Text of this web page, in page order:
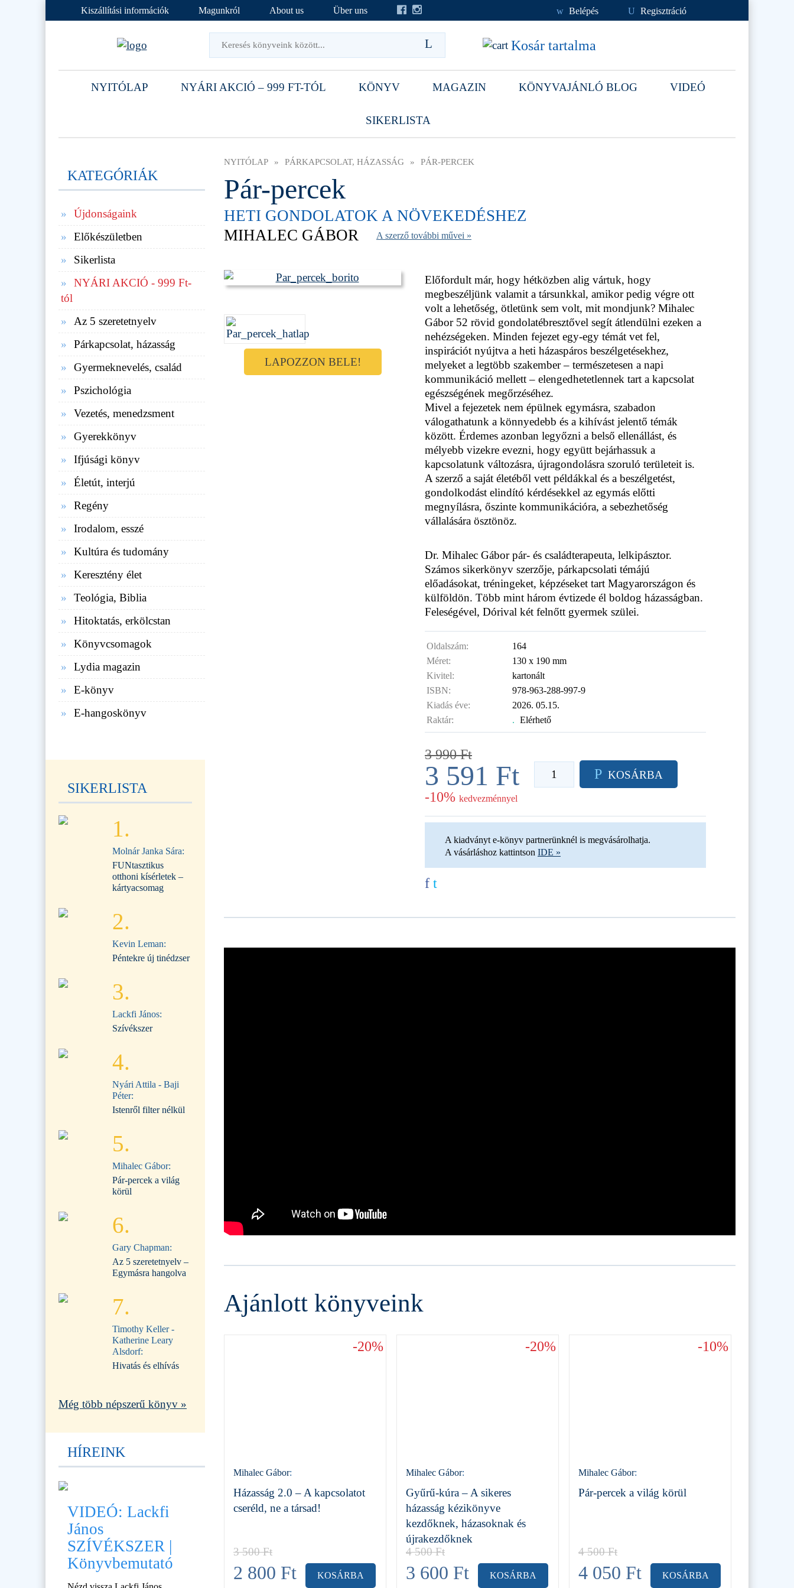
Kiszállítási információk Magunkról About us Über uns w Belépés U Regisztráció
Kosár tartalma
NYITÓLAP NYÁRI AKCIÓ – 999 FT-TÓL KÖNYV MAGAZIN KÖNYVAJÁNLÓ BLOG VIDEÓ
SIKERLISTA
NYITÓLAP » PÁRKAPCSOLAT, HÁZASSÁG » PÁR-PERCEK
Pár-percek
HETI GONDOLATOK A NÖVEKEDÉSHEZ
MIHALEC GÁBOR
A szerző további művei »
LAPOZZON BELE!
Előfordult már, hogy hétközben alig vártuk, hogy
megbeszéljünk valamit a társunkkal, amikor pedig végre ott
volt a lehetőség, ötletünk sem volt, mit mondjunk? Mihalec
Gábor 52 rövid gondolatébresztővel segít átlendülni ezeken a
nehézségeken. Minden fejezet egy-egy témát vet fel,
inspirációt nyújtva a heti házaspáros beszélgetésekhez,
melyeket a legtöbb szakember – természetesen a napi
kommunikáció mellett – elengedhetetlennek tart a kapcsolat
egészségének megőrzéséhez.
Mivel a fejezetek nem épülnek egymásra, szabadon
válogathatunk a könnyedebb és a kihívást jelentő témák
között. Érdemes azonban legyőzni a belső ellenállást, és
mélyebb vizekre evezni, hogy együtt bejárhassuk a
kapcsolatunk változásra, újragondolásra szoruló területeit is.
A szerző a saját életéből vett példákkal és a beszélgetést,
gondolkodást elindító kérdésekkel az egymás előtti
megnyílásra, őszinte kommunikációra, a sebezhetőség
vállalására ösztönöz.
Dr. Mihalec Gábor pár- és családterapeuta, lelkipásztor.
Számos sikerkönyv szerzője, párkapcsolati témájú
előadásokat, tréningeket, képzéseket tart Magyarországon és
külföldön. Több mint három évtizede él boldog házasságban.
Feleségével, Dórival két felnőtt gyermek szülei.
Oldalszám:
164
Méret:
130 x 190 mm
Kivitel:
kartonált
ISBN:
978-963-288-997-9
Kiadás éve:
2026. 05.15.
Raktár:
. Elérhető
3 990Ft
3 591 Ft
-10% kedvezménnyel
P KOSÁRBA
A kiadványt e-könyv partnerünknél is megvásárolhatja.
A vásárláshoz kattintson IDE »
f t
Ajánlott könyveink
-20%
Mihalec Gábor:
Házasság 2.0 – A kapcsolatot
cseréld, ne a társad!
3 500Ft
2 800 Ft KOSÁRBA
-20%
Mihalec Gábor:
Gyűrű-kúra – A sikeres
házasság kézikönyve
kezdőknek, házasoknak és
újrakezdőknek
4 500Ft
3 600 Ft KOSÁRBA
-10%
Mihalec Gábor:
Pár-percek a világ körül
4 500Ft
4 050 Ft KOSÁRBA
KATEGÓRIÁK
Újdonságaink
Előkészületben
Sikerlista
NYÁRI AKCIÓ - 999 Ft-
tól
Az 5 szeretetnyelv
Párkapcsolat, házasság
Gyermeknevelés, család
Pszichológia
Vezetés, menedzsment
Gyerekkönyv
Ifjúsági könyv
Életút, interjú
Regény
Irodalom, esszé
Kultúra és tudomány
Keresztény élet
Teológia, Biblia
Hitoktatás, erkölcstan
Könyvcsomagok
Lydia magazin
E-könyv
E-hangoskönyv
SIKERLISTA
1.
Molnár Janka Sára:
FUNtasztikus
otthoni kísérletek –
kártyacsomag
2.
Kevin Leman:
Péntekre új tinédzser
3.
Lackfi János:
Szívékszer
4.
Nyári Attila - Baji
Péter:
Istenről filter nélkül
5.
Mihalec Gábor:
Pár-percek a világ
körül
6.
Gary Chapman:
Az 5 szeretetnyelv –
Egymásra hangolva
7.
Timothy Keller -
Katherine Leary
Alsdorf:
Hivatás és elhívás
Még több népszerű könyv »
HÍREINK
VIDEÓ: Lackfi
János
SZÍVÉKSZER |
Könyvbemutató